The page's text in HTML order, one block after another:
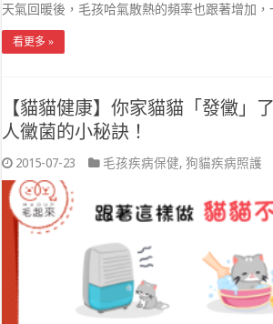
天氣回暖後，毛孩哈氣散熱的頻率也跟著增加
看更多 »
【貓貓健康】你家貓貓「發黴」
人黴菌的小秘訣！
2015-07-23 毛孩疾病保健,狗貓疾病照護